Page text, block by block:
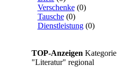
Verschenke(0)
Tausche(0)
Dienstleistung(0)
TOP-Anzeigen Kategorie
"Literatur" regional